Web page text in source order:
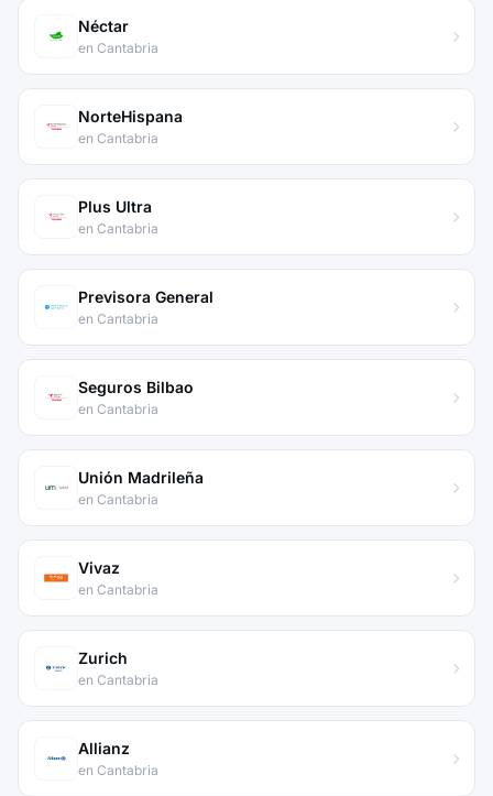
Néctar
en Cantabria
NorteHispana
en Cantabria
Plus Ultra
en Cantabria
Previsora General
en Cantabria
Seguros Bilbao
en Cantabria
Unión Madrileña
en Cantabria
Vivaz
en Cantabria
Zurich
en Cantabria
Allianz
en Cantabria